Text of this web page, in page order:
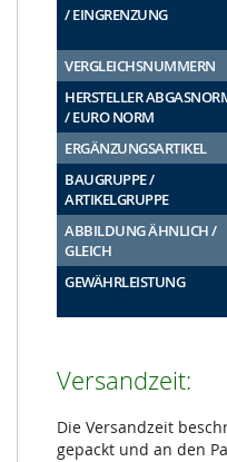
/ EINGRENZUNG
VERGLEICHSNUMMERN
HERSTELLER
/ EURO NORM
ERGÄNZUNGSARTIKEL
BAUGRUPPE /
ARTIKELGRUPPE
ABBILDUNG ÄHNLICH /
GLEICH
GEWÄHRLEISTUNG
Versandzeit:
Die Versandzeit
gepackt und an den